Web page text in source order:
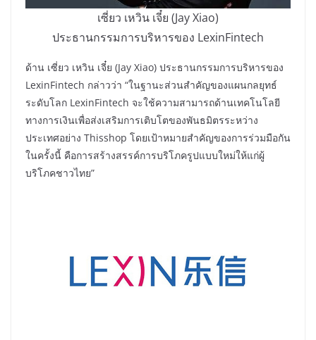
เซี่ยว เหวิน เจี๋ย (Jay Xiao)
ประธานกรรมการบริหารของ LexinFintech
ด้าน เซี่ยว เหวิน เจี๋ย (Jay Xiao) ประธานกรรมการบริหารของ
LexinFintech กล่าวว่า “ในฐานะส่วนสำคัญของแผนกลยุทธ์
ระดับโลก LexinFintech จะใช้ความสามารถด้านเทคโนโลยี
ทางการเงินเพื่อส่งเสริมการเติบโตของพันธมิตรระหว่าง
ประเทศอย่าง Thisshop โดยเป้าหมายสำคัญของการร่วมมือกัน
ในครั้งนี้ คือการสร้างสรรค์การบริโภครูปแบบใหม่ให้แก่ผู้
บริโภคชาวไทย”